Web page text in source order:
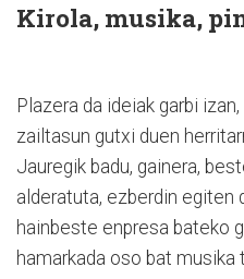
Kirola, musika,
Plazera da ideiak garbi
zailtasun gutxi duen
Jauregik badu, gainera,
alderatuta, ezberdin egiten
hainbeste enpresa bateko
hamarkada oso bat